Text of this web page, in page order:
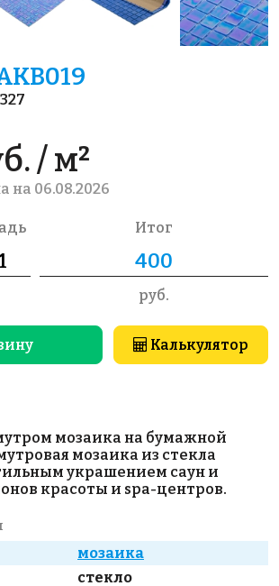
/ м²
на 06.08.2026
Итог
руб.
Калькулятор
мозаика на бумажной
мозаика из стекла
украшением саун и
красоты и spa-центров.
мозаика
стекло